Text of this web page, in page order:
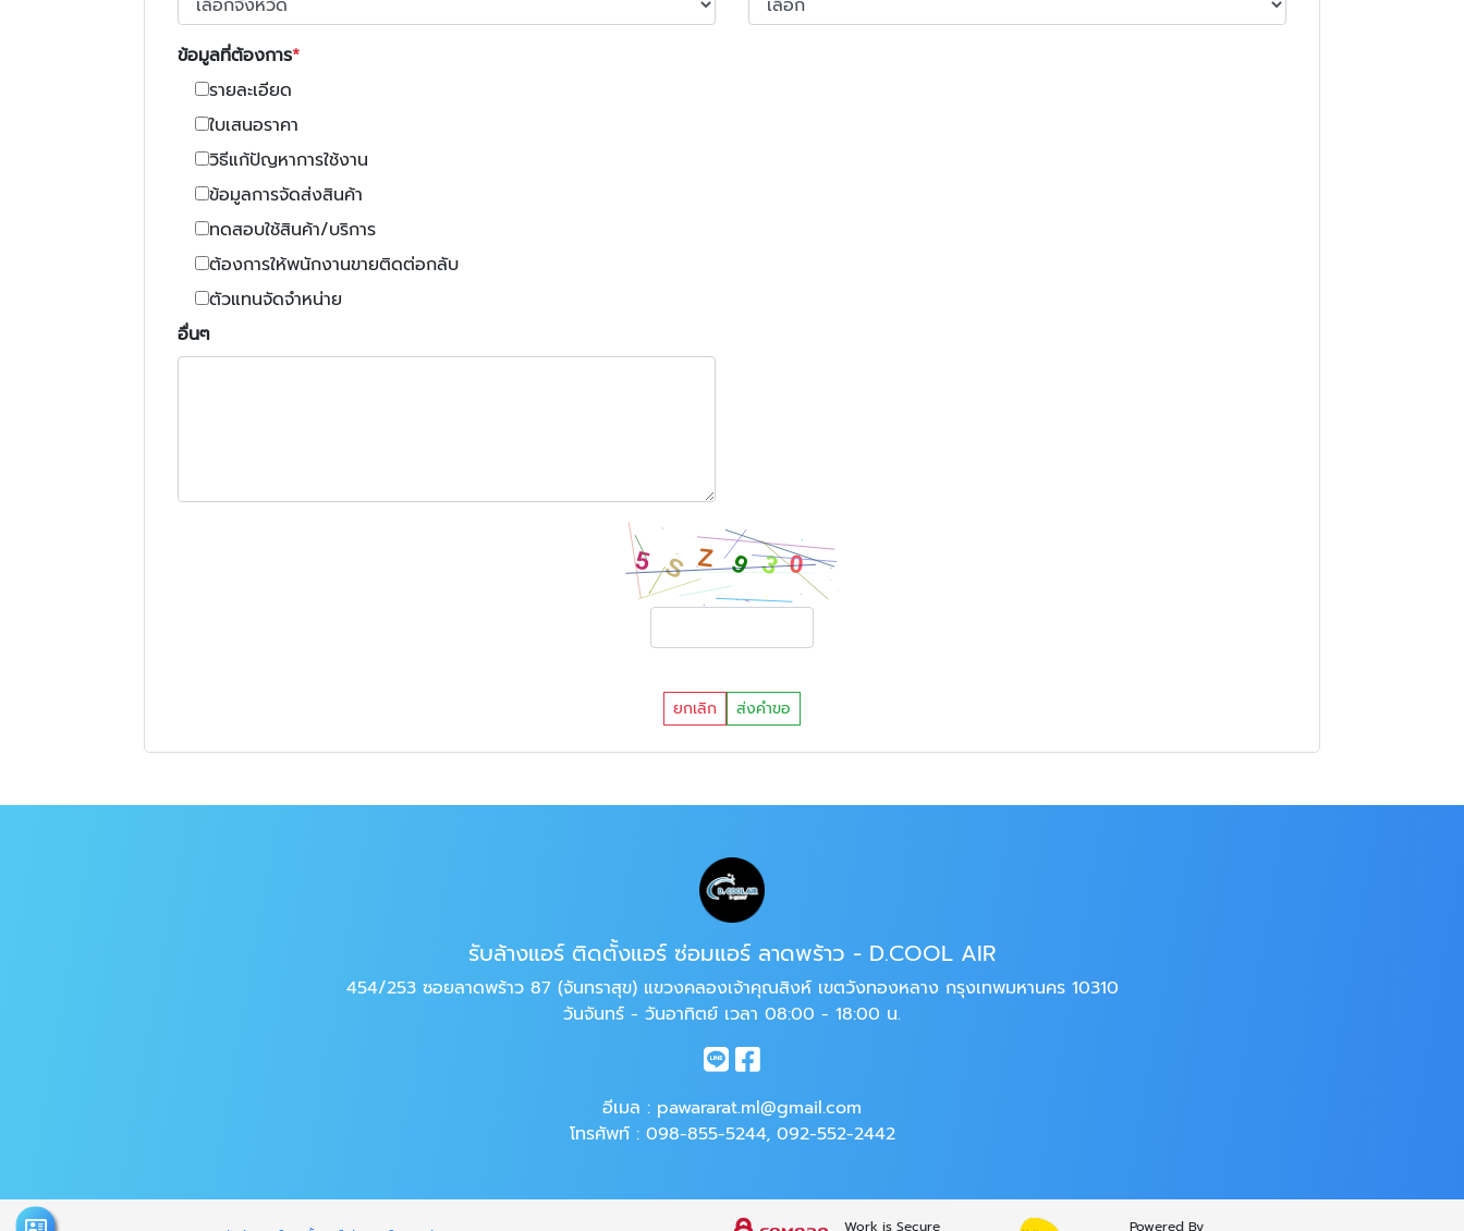
ข้อมูลที่ต้องการ
รายละเอียด
ใบเสนอราคา
วิธีแก้ปัญหาการใช้งาน
ข้อมูลการจัดส่งสินค้า
ทดสอบใช้สินค้า/บริการ
ต้องการให้พนักงานขายติดต่อกลับ
ตัวแทนจัดจำหน่าย
อื่นๆ
ยกเลิก ส่งคำขอ
รับล้างแอร์ ติดตั้งแอร์ ซ่อมแอร์ ลาดพร้าว - D.COOL AIR
454/253 ซอยลาดพร้าว 87 (จันทราสุข) แขวงคลองเจ้าคุณสิงห์ เขตวังทองหลาง กรุงเทพมหานคร 10310
วันจันทร์ - วันอาทิตย์ เวลา 08:00 - 18:00 น.
อีเมล : pawararat.ml@gmail.com
โทรศัพท์ : 098-855-5244, 092-552-2442
Work is Secure Powered By